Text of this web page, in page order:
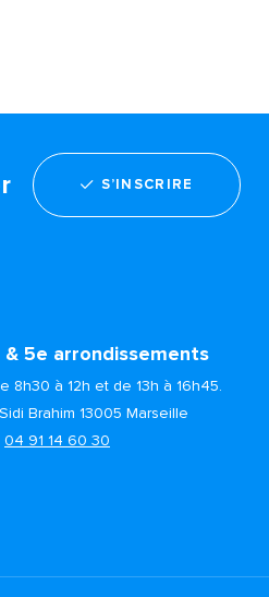
S’INSCRIRE
5e arrondissements
8h30 à 12h et de 13h à 16h45.
Brahim 13005 Marseille
04 91 14 60 30